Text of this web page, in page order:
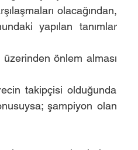
olacağından,
yapılan tanımlar
önlem alması
takipçisi olduğunda
şampiyon olan